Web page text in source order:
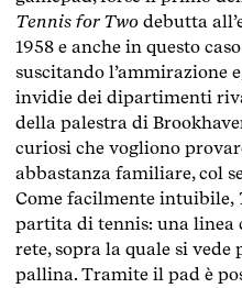
Tennis for Two debutta
1958 e anche in questo
suscitando l’ammirazione
invidie dei dipartimenti
della palestra di
curiosi che vogliono
abbastanza familiare, col
Come facilmente intuibile,
partita di tennis: una linea
rete, sopra la quale si
pallina. Tramite il pad è